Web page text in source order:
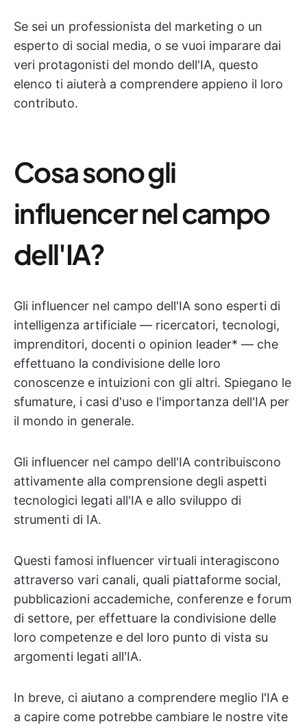
Se sei un professionista del marketing o un
esperto di social media, o se vuoi imparare dai
veri protagonisti del mondo dell'IA, questo
elenco ti aiuterà a comprendere appieno il loro
contributo.
Cosa sono gli
influencer nel campo
dell'IA?
Gli influencer nel campo dell'IA sono esperti di
intelligenza artificiale — ricercatori, tecnologi,
imprenditori, docenti o opinion leader* — che
effettuano la condivisione delle loro
conoscenze e intuizioni con gli altri. Spiegano le
sfumature, i casi d'uso e l'importanza dell'IA per
il mondo in generale.
Gli influencer nel campo dell'IA contribuiscono
attivamente alla comprensione degli aspetti
tecnologici legati all'IA e allo sviluppo di
strumenti di IA.
Questi famosi influencer virtuali interagiscono
attraverso vari canali, quali piattaforme social,
pubblicazioni accademiche, conferenze e forum
di settore, per effettuare la condivisione delle
loro competenze e del loro punto di vista su
argomenti legati all'IA.
In breve, ci aiutano a comprendere meglio l'IA e
a capire come potrebbe cambiare le nostre vite